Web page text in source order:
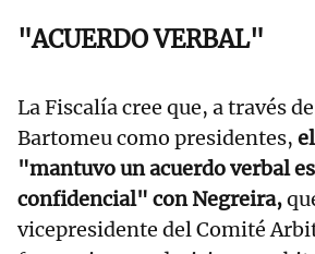
"ACUERDO VERBAL"
La Fiscalía cree que, a través
Bartomeu como presidentes,
"mantuvo un acuerdo verbal
confidencial" con Negreira,
vicepresidente del Comité